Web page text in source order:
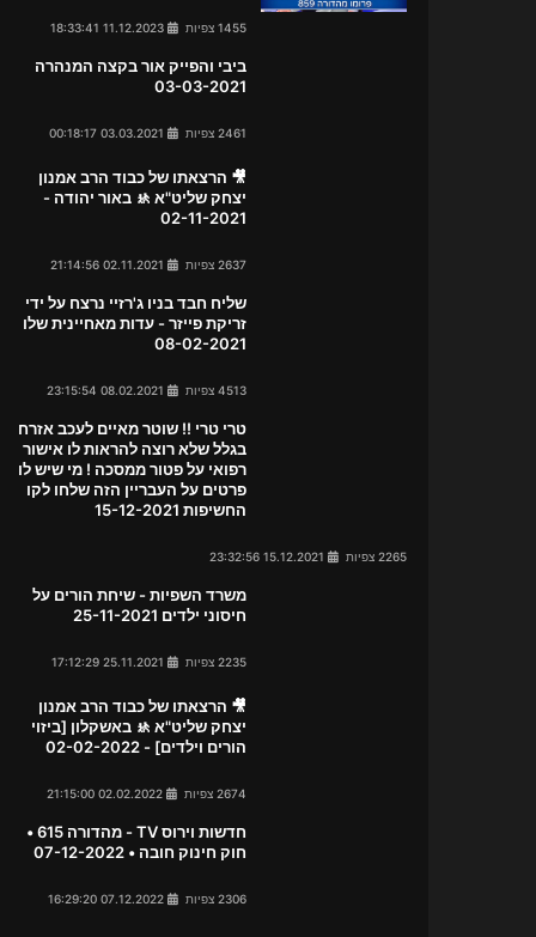
1455 צפיות
ביבי והפייק אור בקצה המנהרה
03-03-2021
2461 צפיות
🎥 הרצאתו של כבוד הרב אמנון
יצחק שליט"א 🚸 באור יהודה -
02-11-2021
2637 צפיות
שליח חבד בניו ג'רזיי נרצח על ידי
זריקת פייזר - עדות מאחיינית שלו
08-02-2021
4513 צפיות
טרי טרי !! שוטר מאיים לעכב אזרח
בגלל שלא רוצה להראות לו אישור
רפואי על פטור ממסכה ! מי שיש לו
פרטים על העבריין הזה שלחו לקו
החשיפות 15-12-2021
2265 צפיות
משרד השפיות - שיחת הורים על
חיסוני ילדים 25-11-2021
2235 צפיות
🎥 הרצאתו של כבוד הרב אמנון
יצחק שליט"א 🚸 באשקלון [ביזוי
הורים וילדים] - 02-02-2022
2674 צפיות
חדשות וירוס TV - מהדורה 615 •
חוק חינוק חובה • 07-12-2022
2306 צפיות